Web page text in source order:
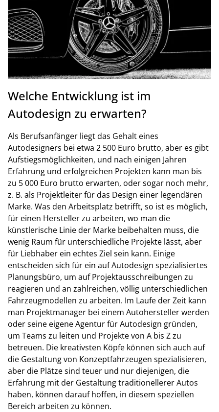
Welche Entwicklung ist im
Autodesign zu erwarten?
Als Berufsanfänger liegt das Gehalt eines
Autodesigners bei etwa 2 500 Euro brutto, aber es gibt
Aufstiegsmöglichkeiten, und nach einigen Jahren
Erfahrung und erfolgreichen Projekten kann man bis
zu 5 000 Euro brutto erwarten, oder sogar noch mehr,
z. B. als Projektleiter für das Design einer legendären
Marke. Was den Arbeitsplatz betrifft, so ist es möglich,
für einen Hersteller zu arbeiten, wo man die
künstlerische Linie der Marke beibehalten muss, die
wenig Raum für unterschiedliche Projekte lässt, aber
für Liebhaber ein echtes Ziel sein kann. Einige
entscheiden sich für ein auf Autodesign spezialisiertes
Planungsbüro, um auf Projektausschreibungen zu
reagieren und an zahlreichen, völlig unterschiedlichen
Fahrzeugmodellen zu arbeiten. Im Laufe der Zeit kann
man Projektmanager bei einem Autohersteller werden
oder seine eigene Agentur für Autodesign gründen,
um Teams zu leiten und Projekte von A bis Z zu
betreuen. Die kreativsten Köpfe können sich auch auf
die Gestaltung von Konzeptfahrzeugen spezialisieren,
aber die Plätze sind teuer und nur diejenigen, die
Erfahrung mit der Gestaltung traditionellerer Autos
haben, können darauf hoffen, in diesem speziellen
Bereich arbeiten zu können.